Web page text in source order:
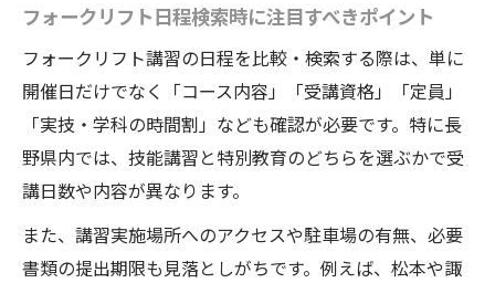
フォークリフト日程検索時に注目すべきポイント
フォークリフト講習の日程を比較・検索する際は、単に
開催日だけでなく「コース内容」「受講資格」「定員」
「実技・学科の時間割」なども確認が必要です。特に長
野県内では、技能講習と特別教育のどちらを選ぶかで受
講日数や内容が異なります。
また、講習実施場所へのアクセスや駐車場の有無、必要
書類の提出期限も見落としがちです。例えば、松本や諏